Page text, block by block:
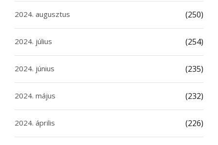
2024. augusztus (250)
2024. július (254)
2024. június (235)
2024. május (232)
2024. április (226)